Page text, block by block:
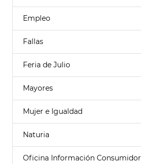
Empleo
Fallas
Feria de Julio
Mayores
Mujer e Igualdad
Naturia
Oficina Información Consumidor